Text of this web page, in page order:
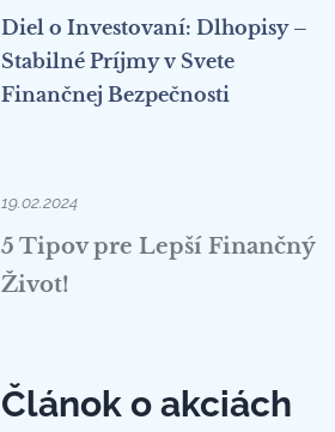
Diel o Investovaní: Dlhopisy –
Stabilné Príjmy v Svete
Finančnej Bezpečnosti
19.02.2024
5 Tipov pre Lepší Finančný
Život!
Článok o akciách